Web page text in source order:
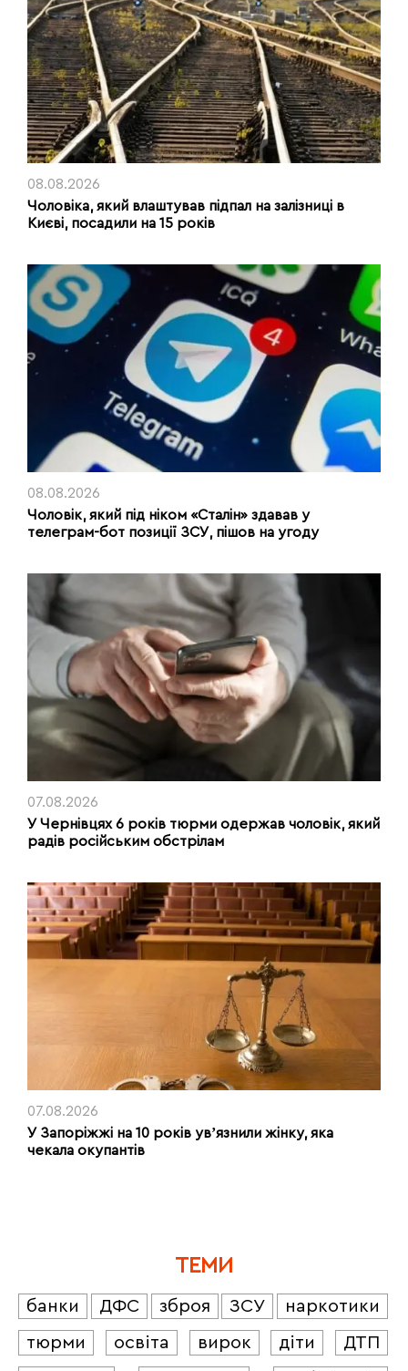
08.08.2026
Чоловіка, який влаштував підпал на залізниці в
Києві, посадили на 15 років
08.08.2026
Чоловік, який під ніком «Сталін» здавав у
телеграм-бот позиції ЗСУ, пішов на угоду
07.08.2026
У Чернівцях 6 років тюрми одержав чоловік, який
радів російським обстрілам
07.08.2026
У Запоріжжі на 10 років увʼязнили жінку, яка
чекала окупантів
ТЕМИ
банки ДФС зброя ЗСУ
наркотики
тюрми
освіта вирок діти
ДТП